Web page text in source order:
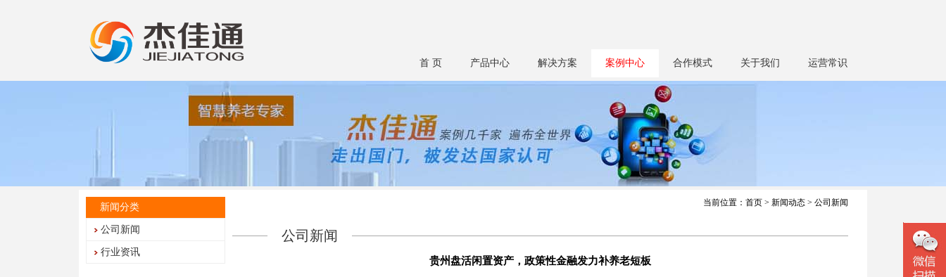
首 页 产品中心 解决方案 案例中心 合作模式 关于我们 运营常识
新闻分类
公司新闻
行业资讯
当前位置： 首页 > 新闻动态 > 公司新闻
公司新闻
贵州盘活闲置资产，政策性金融发力补养老短板